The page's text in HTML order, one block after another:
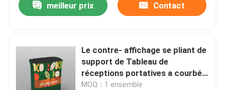
meilleur prix Contact
Le contre- affichage se pliant de
support de Tableau de
réceptions portatives a courbé
le bureau 800x530x1000mm
MOQ：1 ensemble